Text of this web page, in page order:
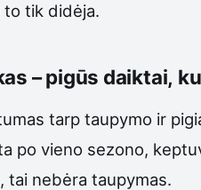
tik didėja.
– pigūs daiktai,
tarp taupymo ir
po vieno sezono,
tai nebėra taupymas.